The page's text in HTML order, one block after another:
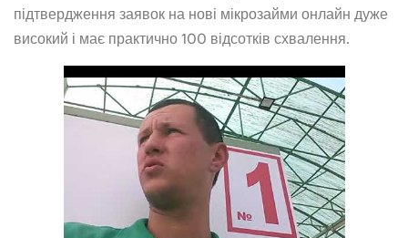
підтвердження заявок на нові мікрозайми онлайн дуже
високий і має практично 100 відсотків схвалення.